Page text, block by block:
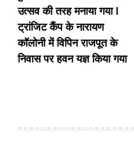
उत्सव की तरह मनाया गया l
ट्रांजिट कैंप के नारायण
कॉलोनी में विपिन राजपूत के
निवास पर हवन यज्ञ किया गया